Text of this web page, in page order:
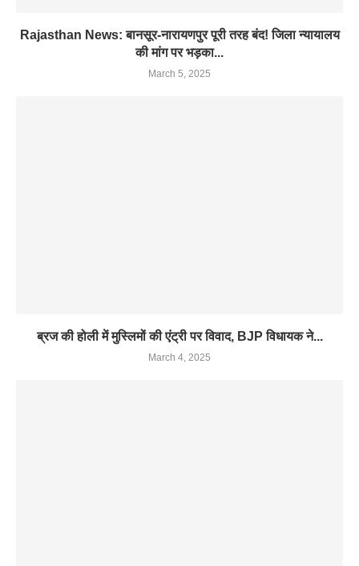
Rajasthan News: बानसूर-नारायणपुर पूरी तरह बंद! जिला न्यायालय
की मांग पर भड़का...
March 5, 2025
ब्रज की होली में मुस्लिमों की एंट्री पर विवाद, BJP विधायक ने...
March 4, 2025